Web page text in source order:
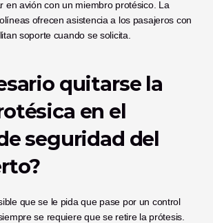
en avión con un miembro protésico. La
ofrecen asistencia a los pasajeros con
soporte cuando se solicita.
quitarse la
en el
seguridad del
que se le pida que pase por un control
se requiere que se retire la prótesis.